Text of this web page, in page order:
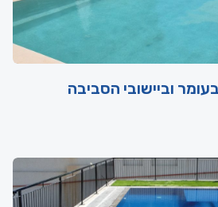
וביישובי הסביבה